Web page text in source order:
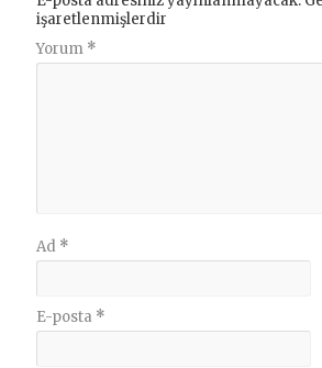
işaretlenmişlerdir
Yorum *
Ad *
E-posta *